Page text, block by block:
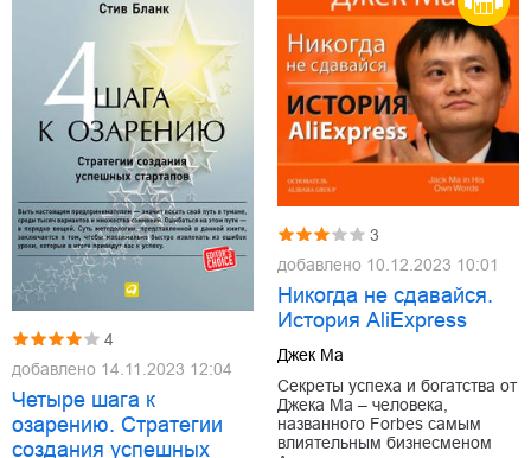
4
добавлено 14.11.2023 12:04
Четыре шага к
озарению. Стратегии
создания успешных
3
добавлено 10.12.2023 10:01
Никогда не сдавайся.
История AliExpress
Джек Ма
Секреты успеха и богатства от
Джека Ма – человека,
названного Forbes самым
влиятельным бизнесменом